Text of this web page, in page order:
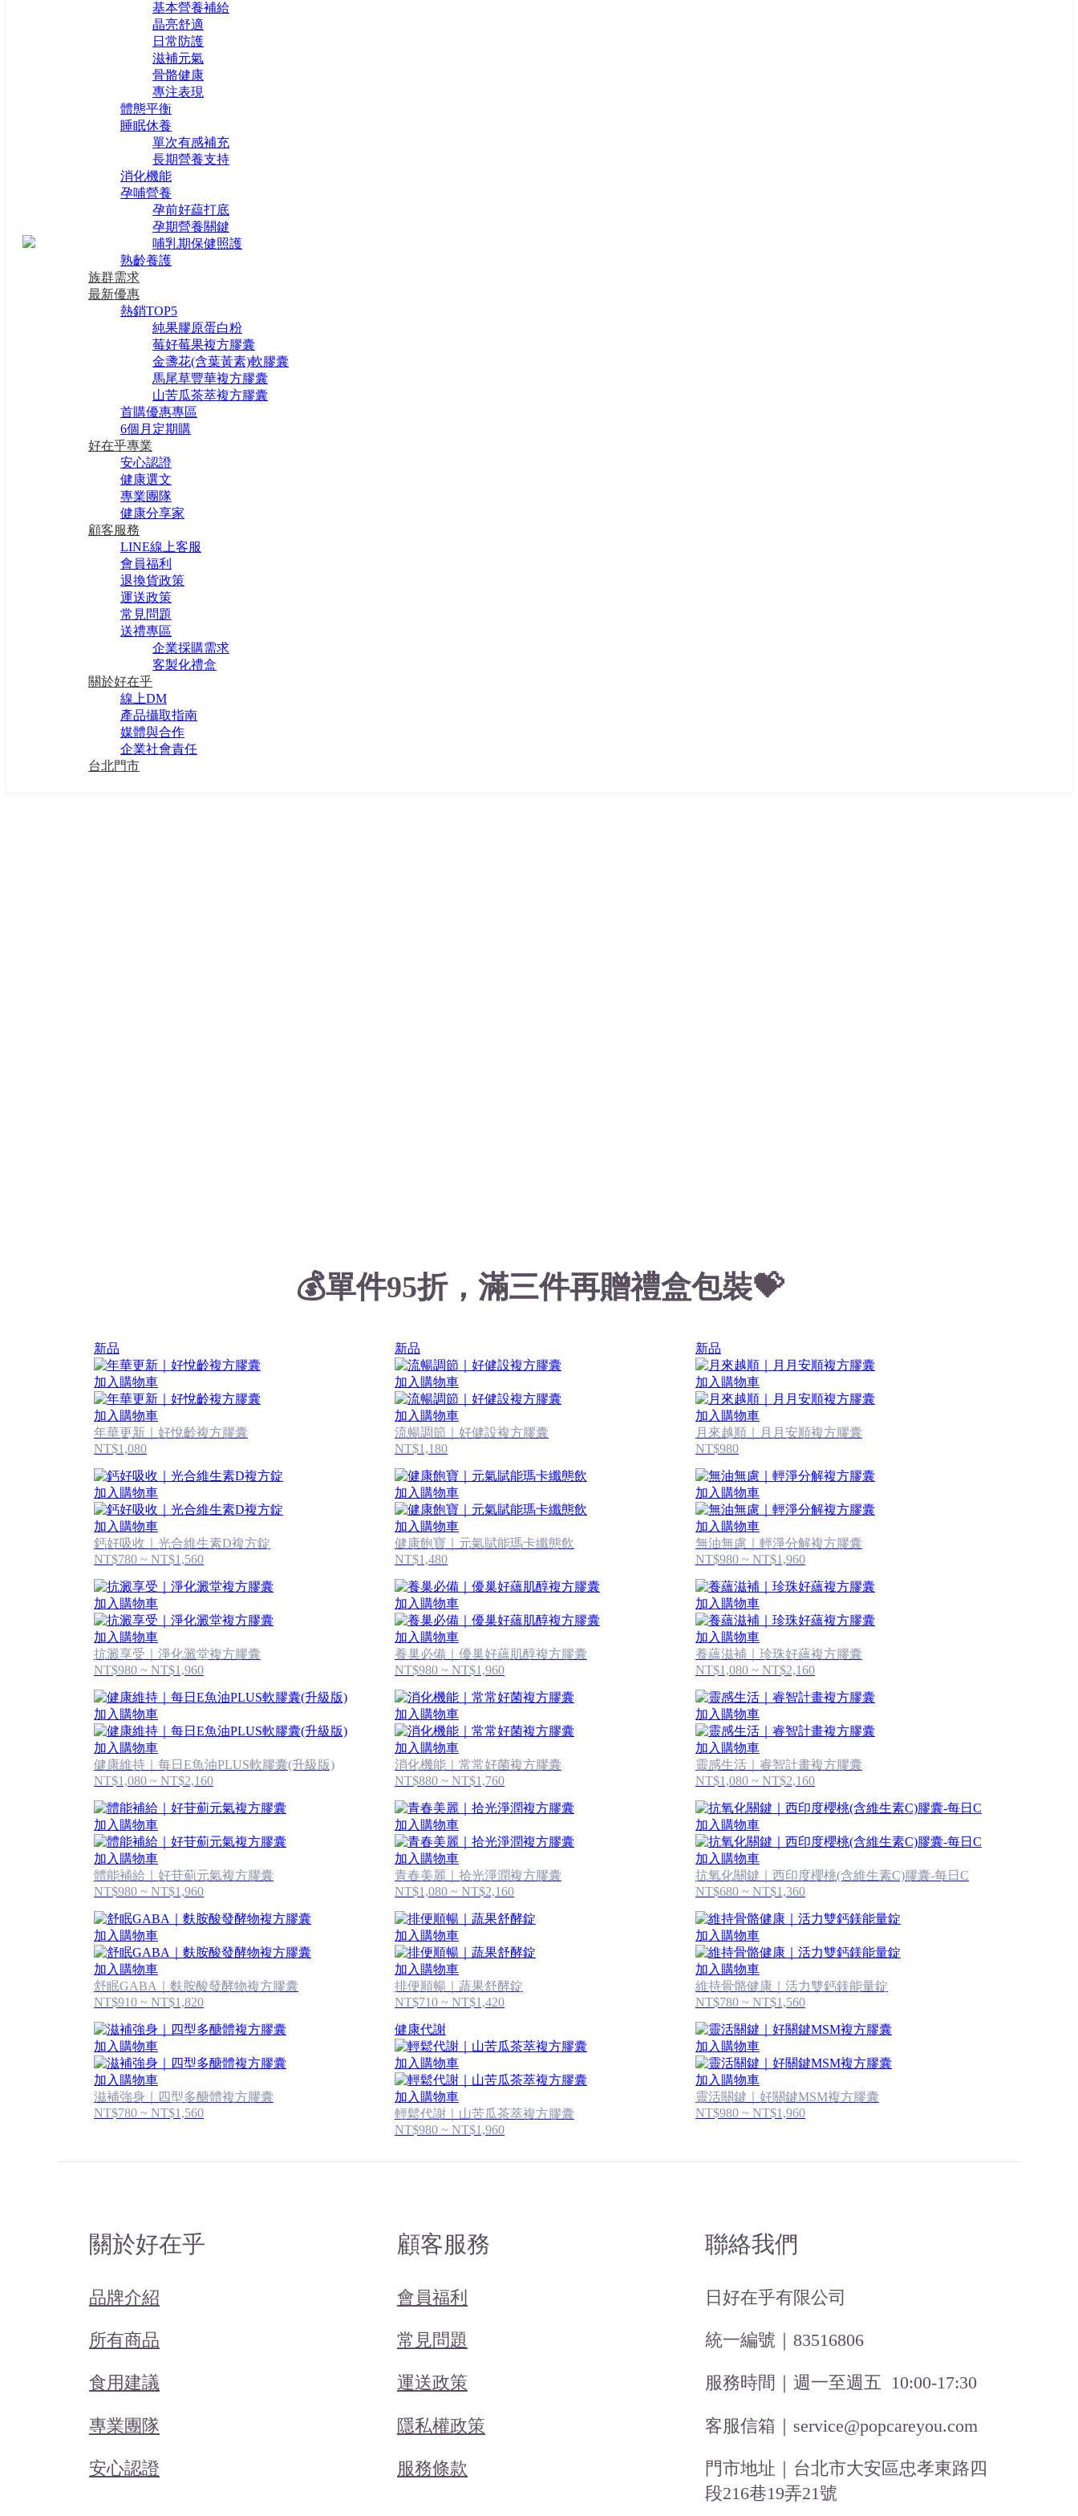
基本營養補給
晶亮舒適
日常防護
滋補元氣
骨骼健康
專注表現
體態平衡
睡眠休養
單次有感補充
長期營養支持
消化機能
孕哺營養
孕前好藴打底
孕期營養關鍵
哺乳期保健照護
熟齡養護
族群需求
最新優惠
熱銷TOP5
純果膠原蛋白粉
莓好莓果複方膠囊
金盞花(含葉黃素)軟膠囊
馬尾草豐華複方膠囊
山苦瓜茶萃複方膠囊
首購優惠專區
6個月定期購
好在乎專業
安心認證
健康選文
專業團隊
健康分享家
顧客服務
LINE線上客服
會員福利
退換貨政策
運送政策
常見問題
送禮專區
企業採購需求
客製化禮盒
關於好在乎
線上DM
產品攝取指南
媒體與合作
企業社會責任
台北門市
💰單件95折，滿三件再贈禮盒包裝💝
新品
加入購物車
加入購物車
年華更新｜好悅齡複方膠囊
NT$1,080
新品
加入購物車
加入購物車
流暢調節｜好健設複方膠囊
NT$1,180
新品
加入購物車
加入購物車
月來越順｜月月安順複方膠囊
NT$980
加入購物車
加入購物車
鈣好吸收｜光合維生素D複方錠
NT$780 ~ NT$1,560
加入購物車
加入購物車
健康飽寶｜元氣賦能瑪卡纖態飲
NT$1,480
加入購物車
加入購物車
無油無慮｜輕淨分解複方膠囊
NT$980 ~ NT$1,960
加入購物車
加入購物車
抗澱享受｜淨化澱堂複方膠囊
NT$980 ~ NT$1,960
加入購物車
加入購物車
養巢必備｜優巢好蘊肌醇複方膠囊
NT$980 ~ NT$1,960
加入購物車
加入購物車
養蘊滋補｜珍珠好蘊複方膠囊
NT$1,080 ~ NT$2,160
加入購物車
加入購物車
健康維持｜每日E魚油PLUS軟膠囊(升級版)
NT$1,080 ~ NT$2,160
加入購物車
加入購物車
消化機能｜常常好菌複方膠囊
NT$880 ~ NT$1,760
加入購物車
加入購物車
靈感生活｜睿智計畫複方膠囊
NT$1,080 ~ NT$2,160
加入購物車
加入購物車
體能補給｜好苷薊元氣複方膠囊
NT$980 ~ NT$1,960
加入購物車
加入購物車
青春美麗｜拾光淨潤複方膠囊
NT$1,080 ~ NT$2,160
加入購物車
加入購物車
抗氧化關鍵｜西印度櫻桃(含維生素C)膠囊-每日C
NT$680 ~ NT$1,360
加入購物車
加入購物車
舒眠GABA｜麩胺酸發酵物複方膠囊
NT$910 ~ NT$1,820
加入購物車
加入購物車
排便順暢｜蔬果舒酵錠
NT$710 ~ NT$1,420
加入購物車
加入購物車
維持骨骼健康｜活力雙鈣鎂能量錠
NT$780 ~ NT$1,560
加入購物車
加入購物車
滋補強身｜四型多醣體複方膠囊
NT$780 ~ NT$1,560
健康代謝
加入購物車
加入購物車
輕鬆代謝｜山苦瓜茶萃複方膠囊
NT$980 ~ NT$1,960
加入購物車
加入購物車
靈活關鍵｜好關鍵MSM複方膠囊
NT$980 ~ NT$1,960
關於好在乎
品牌介紹
所有商品
食用建議
專業團隊
安心認證
顧客服務
會員福利
常見問題
運送政策
隱私權政策
服務條款
聯絡我們
日好在乎有限公司
統一編號｜83516806
服務時間｜週一至週五 10:00-17:30
客服信箱｜service@popcareyou.com
門市地址｜台北市大安區忠孝東路四
段216巷19弄21號